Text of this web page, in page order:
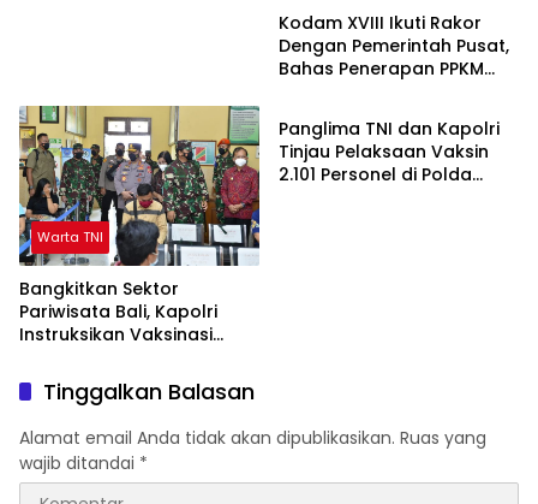
Kodam XVIII Ikuti Rakor
Dengan Pemerintah Pusat,
Bahas Penerapan PPKM
Warta TNI
Bangkitkan Sektor
Pariwisata Bali, Kapolri
Instruksikan Vaksinasi
Warta TNI
Panglima TNI dan Kapolri
Tinjau Pelaksaan Vaksin
2.101 Personel di Polda
Tinggalkan Balasan
Alamat email Anda tidak akan dipublikasikan. Ruas yang
wajib ditandai *